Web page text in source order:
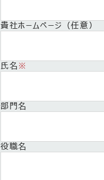
貴社ホームページ（任意）
氏名※
部門名
役職名